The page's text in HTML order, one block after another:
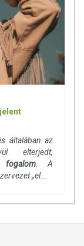
általában az
elterjedt,
fogalom. A
„el...